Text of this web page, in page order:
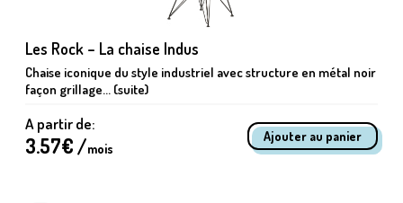
Les Rock – La chaise Indus
Chaise iconique du style industriel avec structure en métal noir
façon grillage... (suite)
A partir de:
3.57€ /mois